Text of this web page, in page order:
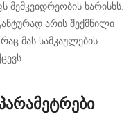
ხარისხს.
არის შექმნილი
მას სამკაულების